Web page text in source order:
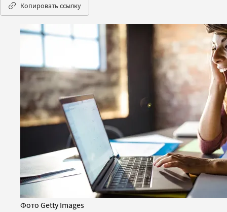
Копировать ссылку
Фото Getty Images